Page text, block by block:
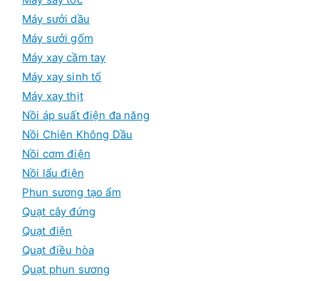
Máy sưởi dầu
Máy sưởi gốm
Máy xay cầm tay
Máy xay sinh tố
Máy xay thịt
Nồi áp suất điện đa năng
Nồi Chiên Không Dầu
Nồi cơm điện
Nồi lẩu điện
Phun sương tạo ẩm
Quạt cây đứng
Quạt điện
Quạt điều hòa
Quạt phun sương